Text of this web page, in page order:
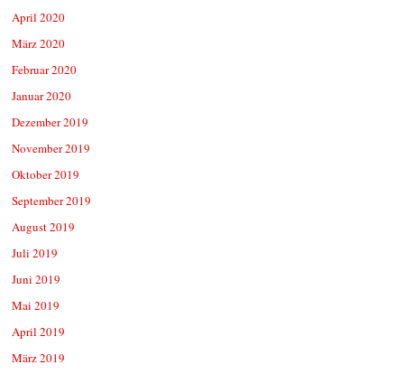
April 2020
März 2020
Februar 2020
Januar 2020
Dezember 2019
November 2019
Oktober 2019
September 2019
August 2019
Juli 2019
Juni 2019
Mai 2019
April 2019
März 2019